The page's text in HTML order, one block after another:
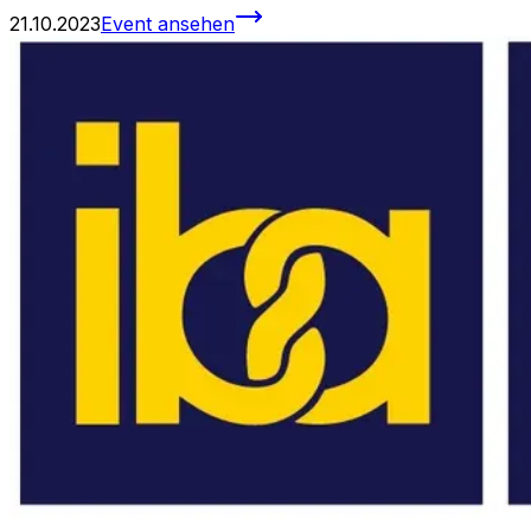
21.10.2023Event ansehen